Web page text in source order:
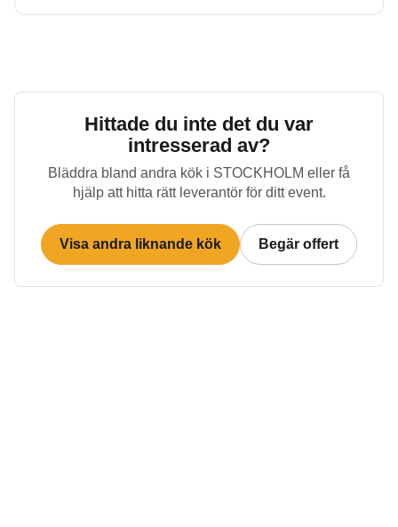
Hittade du inte det du var
intresserad av?
Bläddra bland andra kök i STOCKHOLM eller få
hjälp att hitta rätt leverantör för ditt event.
Visa andra liknande kök Begär offert